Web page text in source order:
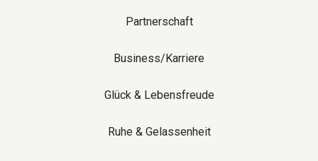
Partnerschaft
Business/Karriere
Glück & Lebensfreude
Ruhe & Gelassenheit